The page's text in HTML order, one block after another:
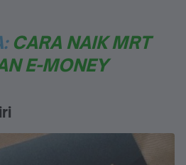
CARA NAIK MRT
E-MONEY